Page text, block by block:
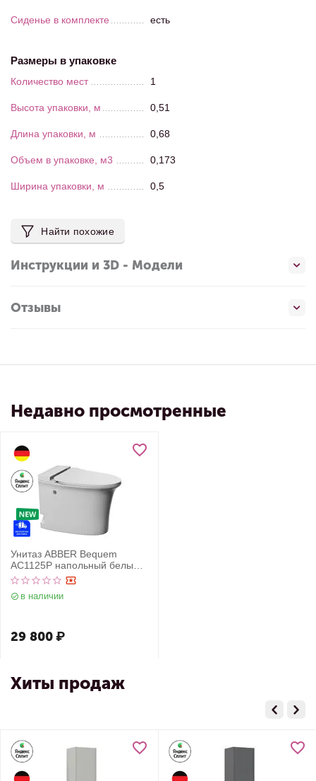
Сиденье в комплекте есть
Размеры в упаковке
Количество мест 1
Высота упаковки, м 0,51
Длина упаковки, м 0,68
Объем в упаковке, м3 0,173
Ширина упаковки, м 0,5
Найти похожие
Инструкции и 3D - Модели
Отзывы
Недавно просмотренные
Унитаз ABBER Bequem
AC1125P напольный белый с
импульсным смывом
в наличии
29 800₽
Хиты продаж